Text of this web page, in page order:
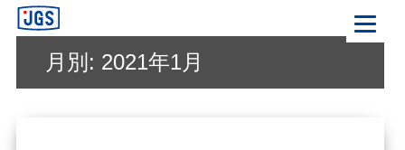
月別: 2021年1月